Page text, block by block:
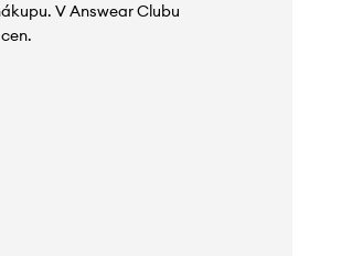
V Answear Clubu